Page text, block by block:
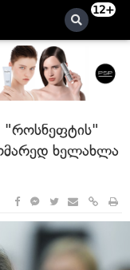
12+
"როსნეფტის"
ხელახლა